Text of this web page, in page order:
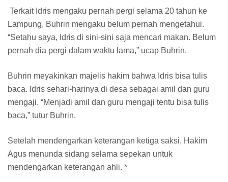
Terkait Idris mengaku pernah pergi selama 20 tahun ke
Lampung, Buhrin mengaku belum pernah mengetahui.
“Setahu saya, Idris di sini-sini saja mencari makan. Belum
pernah dia pergi dalam waktu lama,” ucap Buhrin.
Buhrin meyakinkan majelis hakim bahwa Idris bisa tulis
baca. Idris sehari-harinya di desa sebagai amil dan guru
mengaji. “Menjadi amil dan guru mengaji tentu bisa tulis
baca,” tutur Buhrin.
Setelah mendengarkan keterangan ketiga saksi, Hakim
Agus menunda sidang selama sepekan untuk
mendengarkan keterangan ahli. *